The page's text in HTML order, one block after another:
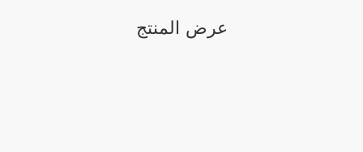
عرض المنتج